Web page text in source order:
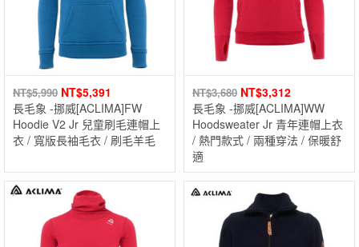
NT$5,990 NT$5,391
長毛象 -挪威[ACLIMA]FW
Hoodie V2 Jr 兒童刷毛連帽上
衣 / 寬版長袖毛衣 / 刷毛羊毛
NT$3,680 NT$3,312
長毛象 -挪威[ACLIMA]WW
Hoodsweater Jr 青年連帽上衣
/ 熱門款式 / 兩種穿法 / 保暖舒
適